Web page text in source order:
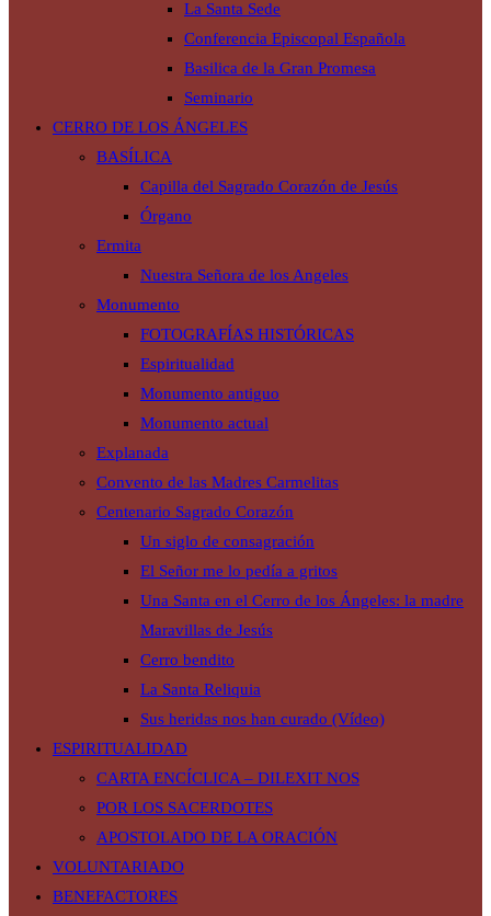
La Santa Sede
Conferencia Episcopal Española
Basilica de la Gran Promesa
Seminario
CERRO DE LOS ÁNGELES
BASÍLICA
Capilla del Sagrado Corazón de Jesús
Órgano
Ermita
Nuestra Señora de los Angeles
Monumento
FOTOGRAFÍAS HISTÓRICAS
Espiritualidad
Monumento antiguo
Monumento actual
Explanada
Convento de las Madres Carmelitas
Centenario Sagrado Corazón
Un siglo de consagración
El Señor me lo pedía a gritos
Una Santa en el Cerro de los Ángeles: la madre
Maravillas de Jesús
Cerro bendito
La Santa Reliquia
Sus heridas nos han curado (Vídeo)
ESPIRITUALIDAD
CARTA ENCÍCLICA – DILEXIT NOS
POR LOS SACERDOTES
APOSTOLADO DE LA ORACIÓN
VOLUNTARIADO
BENEFACTORES